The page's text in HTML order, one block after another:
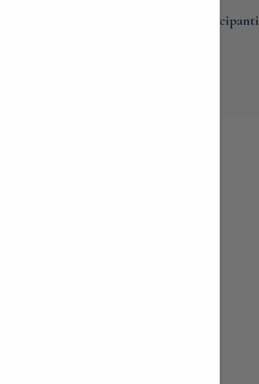
Inserisci qui sotto il numero dei partecipanti